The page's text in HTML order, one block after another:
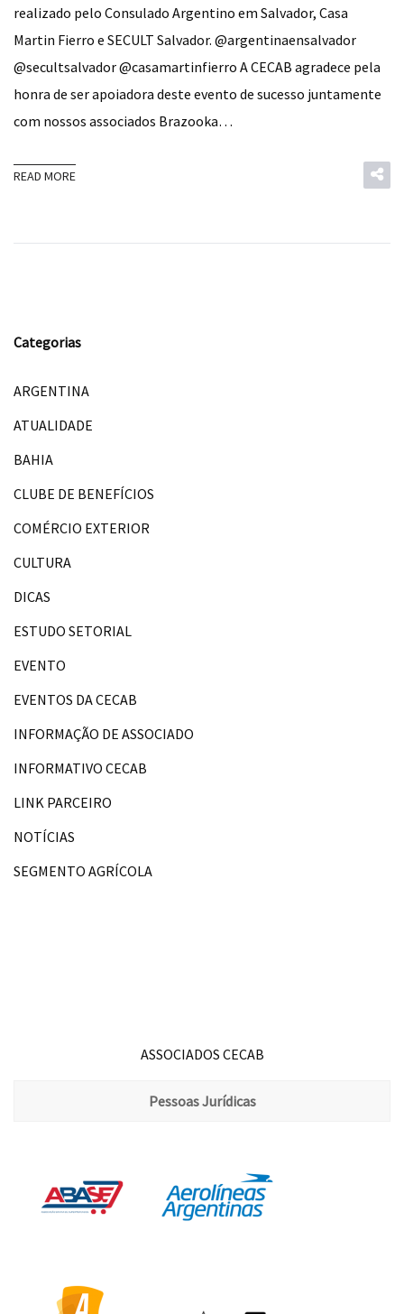
realizado pelo Consulado Argentino em Salvador, Casa
Martin Fierro e SECULT Salvador. @argentinaensalvador
@secultsalvador @casamartinfierro A CECAB agradece pela
honra de ser apoiadora deste evento de sucesso juntamente
com nossos associados Brazooka…
READ MORE
Categorias
ARGENTINA
ATUALIDADE
BAHIA
CLUBE DE BENEFÍCIOS
COMÉRCIO EXTERIOR
CULTURA
DICAS
ESTUDO SETORIAL
EVENTO
EVENTOS DA CECAB
INFORMAÇÃO DE ASSOCIADO
INFORMATIVO CECAB
LINK PARCEIRO
NOTÍCIAS
SEGMENTO AGRÍCOLA
ASSOCIADOS CECAB
Pessoas Jurídicas